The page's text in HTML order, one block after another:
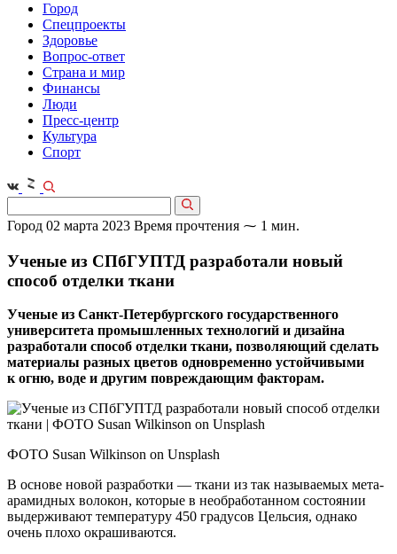
Город
Спецпроекты
Здоровье
Вопрос-ответ
Страна и мир
Финансы
Люди
Пресс-центр
Культура
Спорт
Город 02 марта 2023 Время прочтения ⁓ 1 мин.
Ученые из СПбГУПТД разработали новый
способ отделки ткани
Ученые из Санкт-Петербургского государственного
университета промышленных технологий и дизайна
разработали способ отделки ткани, позволяющий сделать
материалы разных цветов одновременно устойчивыми
к огню, воде и другим повреждающим факторам.
ФОТО Susan Wilkinson on Unsplash
В основе новой разработки — ткани из так называемых мета-
арамидных волокон, которые в необработанном состоянии
выдерживают температуру 450 градусов Цельсия, однако
очень плохо окрашиваются.